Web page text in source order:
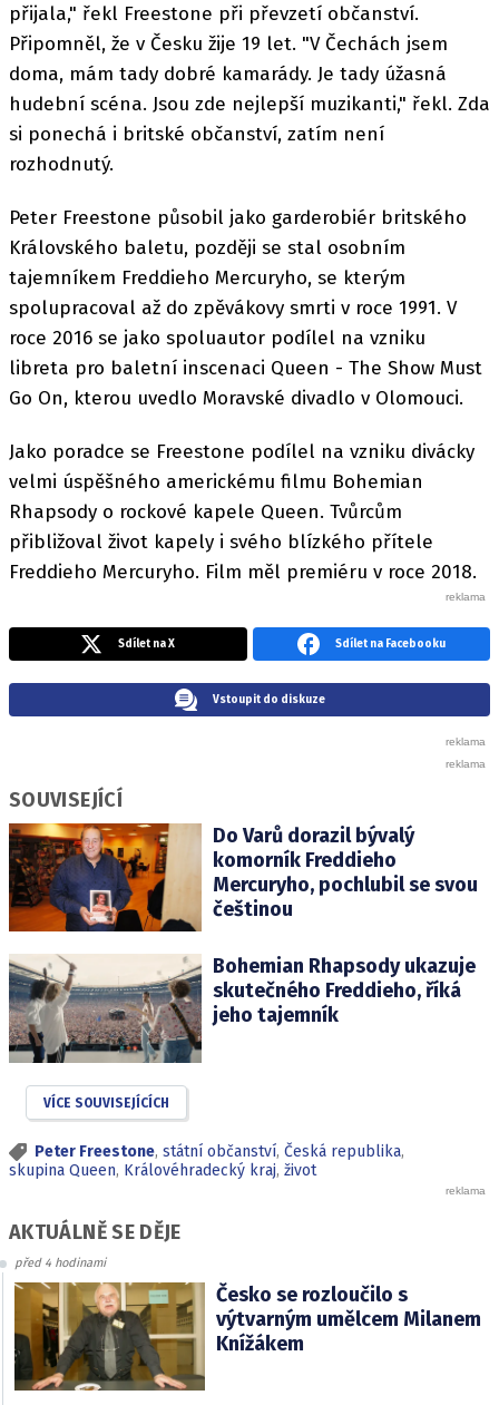
přijala," řekl Freestone při převzetí občanství.
Připomněl, že v Česku žije 19 let. "V Čechách jsem
doma, mám tady dobré kamarády. Je tady úžasná
hudební scéna. Jsou zde nejlepší muzikanti," řekl. Zda
si ponechá i britské občanství, zatím není
rozhodnutý.
Peter Freestone působil jako garderobiér britského
Královského baletu, později se stal osobním
tajemníkem Freddieho Mercuryho, se kterým
spolupracoval až do zpěvákovy smrti v roce 1991. V
roce 2016 se jako spoluautor podílel na vzniku
libreta pro baletní inscenaci Queen - The Show Must
Go On, kterou uvedlo Moravské divadlo v Olomouci.
Jako poradce se Freestone podílel na vzniku divácky
velmi úspěšného americkému filmu Bohemian
Rhapsody o rockové kapele Queen. Tvůrcům
přibližoval život kapely i svého blízkého přítele
Freddieho Mercuryho. Film měl premiéru v roce 2018.
Sdílet na X Sdílet na Facebooku
Vstoupit do diskuze
SOUVISEJÍCÍ
Do Varů dorazil bývalý
komorník Freddieho
Mercuryho, pochlubil se svou
češtinou
Bohemian Rhapsody ukazuje
skutečného Freddieho, říká
jeho tajemník
VÍCE SOUVISEJÍCÍCH
Peter Freestone, státní občanství, Česká republika,
skupina Queen, Královéhradecký kraj, život
AKTUÁLNĚ SE DĚJE
před 4 hodinami
Česko se rozloučilo s
výtvarným umělcem Milanem
Knížákem